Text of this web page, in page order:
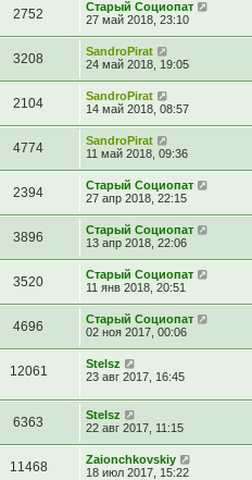
2752
Старый Социопат
27 май 2018, 23:10
3208
SandroPirat
24 май 2018, 19:05
2104
SandroPirat
14 май 2018, 08:57
4774
SandroPirat
11 май 2018, 09:36
2394
Старый Социопат
27 апр 2018, 22:15
3896
Старый Социопат
13 апр 2018, 22:06
3520
Старый Социопат
11 янв 2018, 20:51
4696
Старый Социопат
02 ноя 2017, 00:06
12061
Stelsz
23 авг 2017, 16:45
6363
Stelsz
22 авг 2017, 11:15
11468
Zaionchkovskiy
18 июл 2017, 15:22